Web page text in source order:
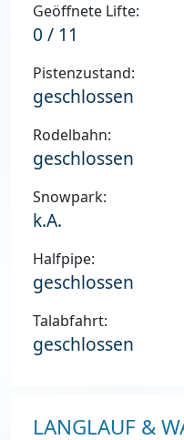
Geöffnete Lifte:
0 / 11
Pistenzustand:
geschlossen
Rodelbahn:
geschlossen
Snowpark:
k.A.
Halfpipe:
geschlossen
Talabfahrt:
geschlossen
LANGLAUF &